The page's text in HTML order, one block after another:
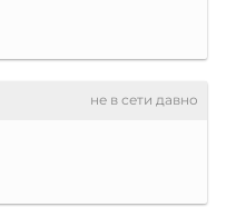
не в сети давно